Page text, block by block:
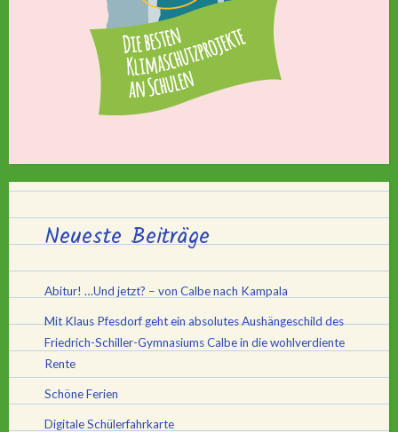
Neueste Beiträge
Abitur! …Und jetzt? – von Calbe nach Kampala
Mit Klaus Pfesdorf geht ein absolutes Aushängeschild des
Friedrich-Schiller-Gymnasiums Calbe in die wohlverdiente
Rente
Schöne Ferien
Digitale Schülerfahrkarte